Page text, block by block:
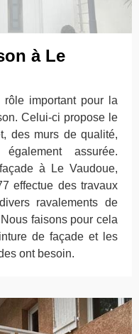
à Le
rôle important pour la
Celui-ci propose le
des murs de qualité,
assurée.
à Le Vaudoue,
effectue des travaux
ravalements de
faisons pour cela
de façade et les
ont besoin.